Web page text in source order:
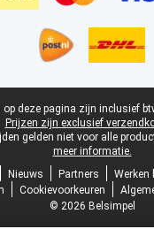
op deze pagina zijn inclusief
Prijzen zijn exclusief
gelden niet voor alle
meer informatie.
Nieuws Partners Werken
Cookievoorkeuren
© 2026 Belsimpel